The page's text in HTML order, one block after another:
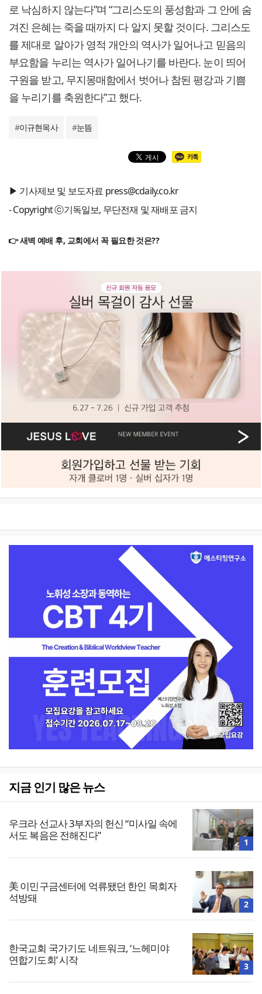
로 낙심하지 않는다”며 “그리스도의 풍성함과 그 안에 숨
겨진 은혜는 죽을 때까지 다 알지 못할 것이다. 그리스도
를 제대로 알아가 영적 개안의 역사가 일어나고 믿음의
부요함을 누리는 역사가 일어나기를 바란다. 눈이 띄어
구원을 받고, 무지몽매함에서 벗어나 참된 평강과 기쁨
을 누리기를 축원한다”고 했다.
#이규현목사 #눈뜸
▶ 기사제보 및 보도자료 press@cdaily.co.kr
- Copyright ⓒ기독일보, 무단전재 및 재배포 금지
👉 새벽 예배 후, 교회에서 꼭 필요한 것은??
지금 인기 많은 뉴스
우크라 선교사 3부자의 헌신 “미사일 속에
서도 복음은 전해진다”
1
美 이민구금센터에 억류됐던 한인 목회자
석방돼
2
한국교회 국가기도 네트워크, ‘느헤미야
연합기도회’ 시작
3